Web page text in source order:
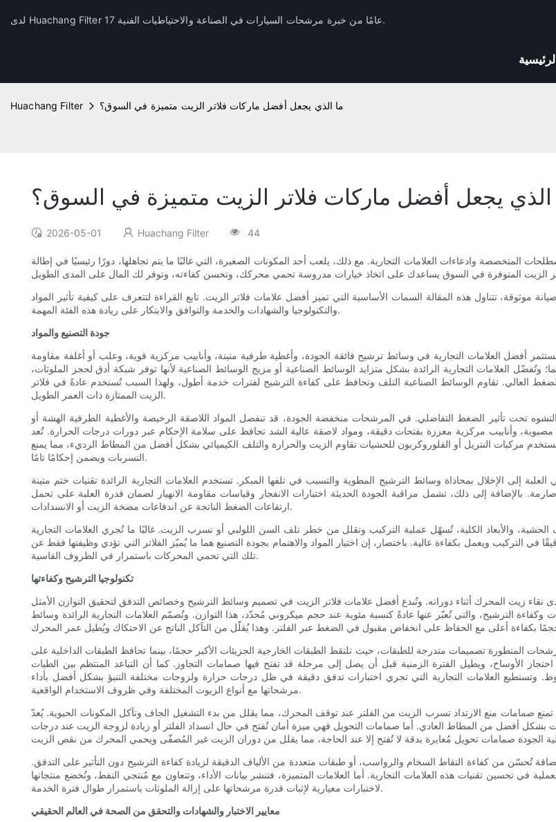
لدى Huachang Filter 17 عامًا من خبرة مرشحات السيارات في الصناعة والاحتياطيات الفنية.
Huachang Filter ما الذي يجعل أفضل ماركات فلاتر الزيت متميزة في السوق؟
الذي يجعل أفضل ماركات فلاتر الزيت متميزة في السوق؟
2026-05-01 Huachang Filter 44
المتخصصة وادعاءات العلامات التجارية. مع ذلك، يلعب أحد المكونات الصغيرة، التي غالبًا ما يتم تجاهلها، دورًا رئيسيًا في إطالة
موثوقة، تتناول هذه المقالة السمات الأساسية التي تميز أفضل علامات فلاتر الزيت. تابع القراءة لتتعرف على كيفية تأثير المواد
والتكنولوجيا والشهادات والخدمة والتوافق والابتكار على ريادة هذه الفئة المهمة.
جودة التصنيع والمواد
أفضل العلامات التجارية في وسائط ترشيح فائقة الجودة، وأغطية طرفية متينة، وأنابيب مركزية قوية، وعلب أو أغلفة مقاومة
العلامات التجارية الرائدة بشكل متزايد الوسائط الصناعية أو مزيج الوسائط الصناعية لأنها توفر شبكة أدق لحجز الملوثات،
العالي. تقاوم الوسائط الصناعية التلف وتحافظ على كفاءة الترشيح لفترات خدمة أطول، ولهذا السبب تُستخدم عادةً في فلاتر
الزيت الممتازة ذات العمر الطويل.
تحت تأثير الضغط التفاضلي. في المرشحات منخفضة الجودة، قد تنفصل المواد اللاصقة الرخيصة والأغطية الطرفية الهشة أو
وأنابيب مركزية معززة بفتحات دقيقة، ومواد لاصقة عالية الشد تحافظ على سلامة الإحكام عبر دورات درجات الحرارة. تُعد
مركبات النتريل أو الفلوروكربون للحشيات تقاوم الزيت والحرارة والتلف الكيميائي بشكل أفضل من المطاط الرديء، مما يمنع
التسربات ويضمن إحكامًا تامًا.
إلى الإخلال بمحاذاة وسائط الترشيح المطوية والتسبب في تلفها المبكر. تستخدم العلامات التجارية الرائدة تقنيات ختم متينة
بالإضافة إلى ذلك، تشمل مراقبة الجودة الحديثة اختبارات الانفجار وقياسات مقاومة الانهيار لضمان قدرة العلبة على تحمل
ارتفاعات الضغط الناتجة عن اندفاعات مضخة الزيت أو الانسدادات.
والأبعاد الكلية، تُسهّل عملية التركيب وتقلل من خطر تلف السن اللولبي أو تسرب الزيت. غالبًا ما تُجري العلامات التجارية
في التركيب ويعمل بكفاءة عالية. باختصار، إن اختيار المواد والاهتمام بجودة التصنيع هما ما يُميّز الفلاتر التي تؤدي وظيفتها فقط عن
تلك التي تحمي المحركات باستمرار في الظروف القاسية.
تكنولوجيا الترشيح وكفاءتها
نقاء زيت المحرك أثناء دورانه. وتُبدع أفضل علامات فلاتر الزيت في تصميم وسائط الترشيح وخصائص التدفق لتحقيق التوازن الأمثل
الترشيح، والتي تُعبّر عنها عادةً كنسبة مئوية عند حجم ميكروني مُحدّد، هذا التوازن. وتُصمّم العلامات التجارية الرائدة وسائط
المتطورة تصميمات متدرجة للطبقات، حيث تلتقط الطبقات الخارجية الجزيئات الأكبر حجمًا، بينما تحافظ الطبقات الداخلية على
الأوساخ، ويطيل الفترة الزمنية قبل أن يصل إلى مرحلة قد تفتح فيها صمامات التجاوز. كما أن التباعد المنتظم بين الطيات
وتستطيع العلامات التجارية التي تجري اختبارات تدفق دقيقة في ظل درجات حرارة ولزوجات مختلفة التنبؤ بشكل أفضل بأداء
مرشحاتها مع أنواع الزيوت المختلفة وفي ظروف الاستخدام الواقعية.
صمامات منع الارتداد تسرب الزيت من الفلتر عند توقف المحرك، مما يقلل من بدء التشغيل الجاف وتآكل المكونات الحيوية. يُعدّ
بشكل أفضل من المطاط العادي. أما صمامات التحويل فهي ميزة أمان تُفتح في حال انسداد الفلتر أو زيادة لزوجة الزيت عند درجات
تُحسّن من كفاءة التقاط السخام والرواسب، أو طبقات متعددة من الألياف الدقيقة لزيادة كفاءة الترشيح دون التأثير على التدفق.
في تحسين تقنيات هذه العلامات التجارية. أما العلامات المتميزة، فتنشر بيانات الأداء، وتتعاون مع مُنتجي النفط، وتُخضع منتجاتها
لاختبارات معيارية لإثبات قدرة مرشحاتها على إزالة الملوثات باستمرار طوال فترة الخدمة.
معايير الاختبار والشهادات والتحقق من الصحة في العالم الحقيقي